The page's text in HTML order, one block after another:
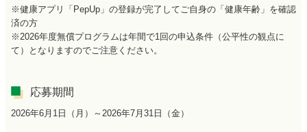
※健康アプリ「PepUp」の登録が完了してご自身の「健康年齢」を確認
済の方
※2026年度無償プログラムは年間で1回の申込条件（公平性の観点に
て）となりますのでご注意ください。
応募期間
2026年6月1日（月）～2026年7月31日（金）